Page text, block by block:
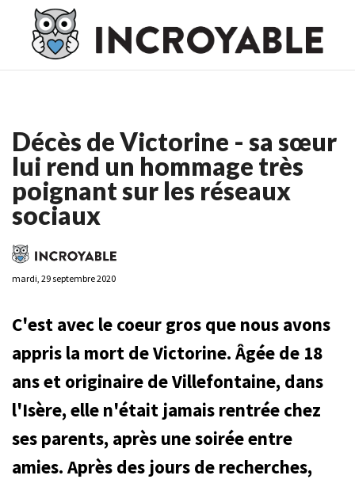
Casino En Ligne France
Casino En Ligne France
Ligne
Décès de Victorine - sa sœur
lui rend un hommage très
poignant sur les réseaux
sociaux
mardi, 29 septembre 2020
C'est avec le coeur gros que nous avons
appris la mort de Victorine. Âgée de 18
ans et originaire de Villefontaine, dans
l'Isère, elle n'était jamais rentrée chez
ses parents, après une soirée entre
amies. Après des jours de recherches,